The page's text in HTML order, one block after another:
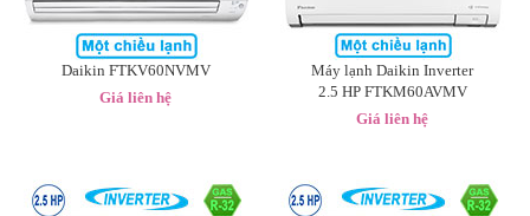
Daikin FTKV60NVMV
Giá liên hệ
Máy lạnh Daikin Inverter
2.5 HP FTKM60AVMV
Giá liên hệ